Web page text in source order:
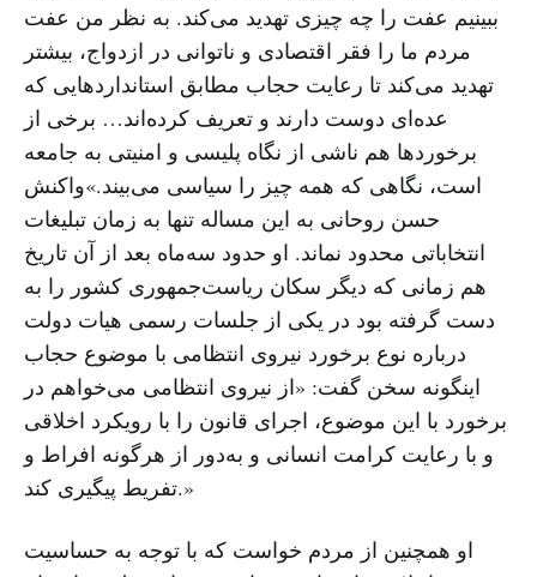
ببینیم عفت را چه چیزی تهدید می‌کند. به نظر من عفت
مردم ما را فقر اقتصادی و ناتوانی در ازدواج، بیشتر
تهدید می‌کند تا رعایت حجاب مطابق استانداردهایی که
عده‌ای دوست دارند و تعریف کرده‌اند… برخی از
برخوردها هم ناشی از نگاه پلیسی و امنیتی به جامعه
است، نگاهی که همه چیز را سیاسی می‌بیند.»واکنش
حسن روحانی به این مساله تنها به زمان تبلیغات
انتخاباتی محدود نماند. او حدود سه‌ماه بعد از آن تاریخ
هم زمانی که دیگر سکان ریاست‌جمهوری کشور را به
دست گرفته بود در یکی از جلسات رسمی هیات دولت
درباره نوع برخورد نیروی انتظامی با موضوع حجاب
اینگونه سخن گفت: «از نیروی انتظامی می‌خواهم در
برخورد با این موضوع، اجرای قانون را با رویکرد اخلاقی
و با رعایت کرامت انسانی و به‌دور از هرگونه افراط و
تفریط پیگیری کند.»
او همچنین از مردم خواست که با توجه به حساسیت